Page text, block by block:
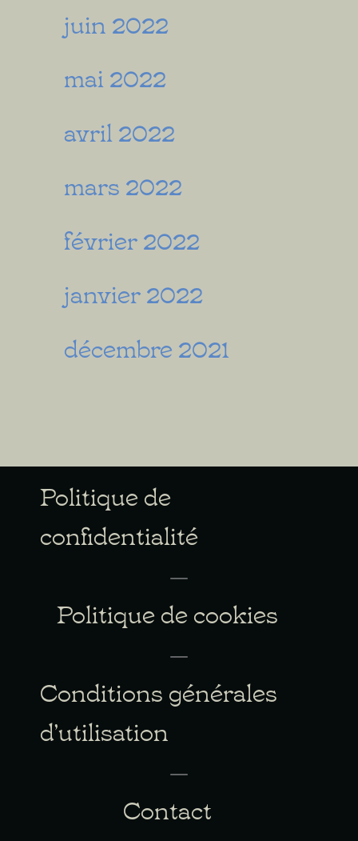
juin 2022
mai 2022
avril 2022
mars 2022
février 2022
janvier 2022
décembre 2021
Politique de
confidentialité
Politique de cookies
Conditions générales
d’utilisation
Contact